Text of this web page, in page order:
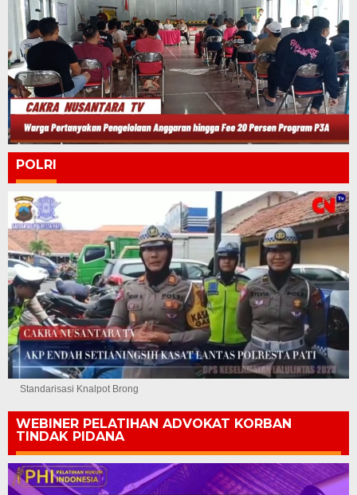
POLRI
Standarisasi Knalpot Brong
WEBINER PELATIHAN ADVOKAT KORBAN
TINDAK PIDANA